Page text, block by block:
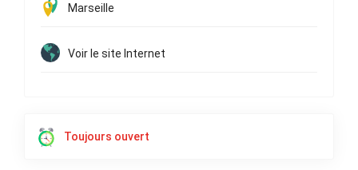
Marseille
Voir le site Internet
Toujours ouvert